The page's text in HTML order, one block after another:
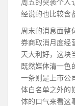
周五的突袭个人
经说的也比较含
周末的消息面整
券商取消月度经
天大利好，这块
既然媒体清一色
一条则是上市公
体白名单之外的
体的口气来看这